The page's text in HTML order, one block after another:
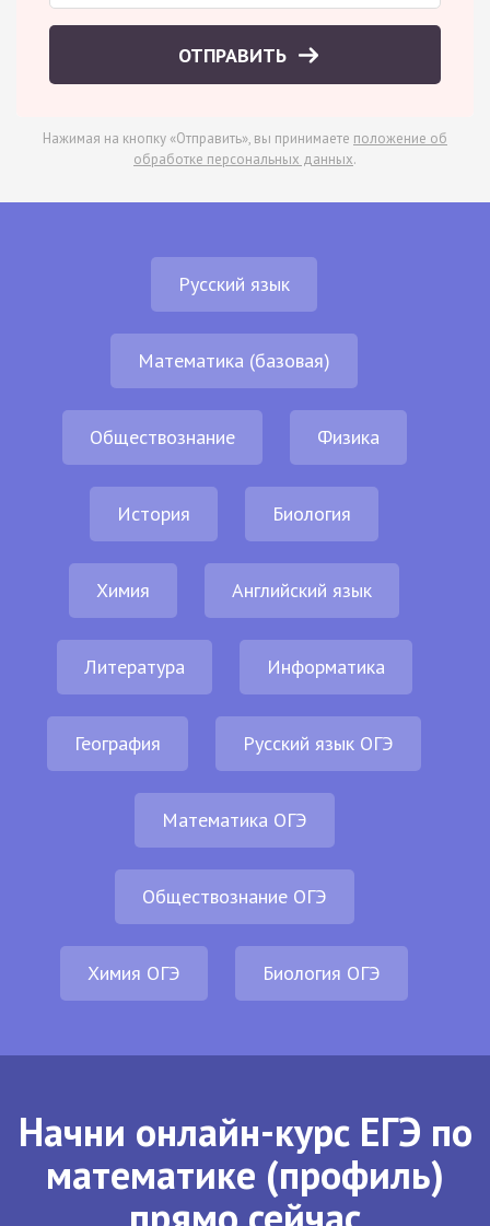
ОТПРАВИТЬ
Нажимая на кнопку «Отправить», вы принимаете положение об
обработке персональных данных.
Русский язык
Математика (базовая)
Обществознание Физика
История Биология
Химия Английский язык
Литература Информатика
География Русский язык ОГЭ
Математика ОГЭ
Обществознание ОГЭ
Химия ОГЭ Биология ОГЭ
Начни онлайн-курс ЕГЭ по
математике (профиль)